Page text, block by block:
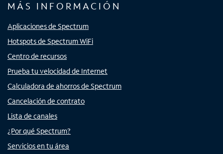
MÁS INFORMACIÓN
Aplicaciones de Spectrum
Hotspots de Spectrum WiFi
Centro de recursos
Prueba tu velocidad de Internet
Calculadora de ahorros de Spectrum
Cancelación de contrato
Lista de canales
¿Por qué Spectrum?
Servicios en tu área